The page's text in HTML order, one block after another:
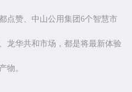
点赞、中山公用集团6个智慧市
龙华共和市场，都是将最新体验
物。